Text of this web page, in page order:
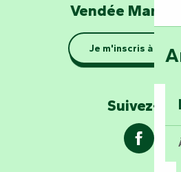
Vendée Marais
Je m'inscris à la
Suivez-